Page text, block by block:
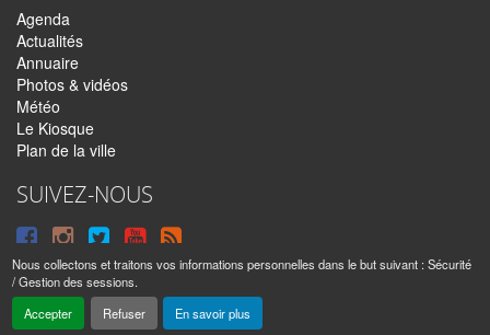
Nous collectons et traitons vos informations personnelles dans le but suivant :Sécurité
/ Gestion des sessions.
Accepter
Refuser En savoir plus
Agenda
Actualités
Annuaire
Photos & vidéos
Météo
Le Kiosque
Plan de la ville
SUIVEZ-NOUS
Suivre
sur
Facebook
Suivre
sur
Instagram
Suivre
sur
Twitter
Syndiquer
tout
le
Sainte-Anne © 2016 – 2026 | Tous droits réservés |
Réalisé par IPEOS I-Solutions|